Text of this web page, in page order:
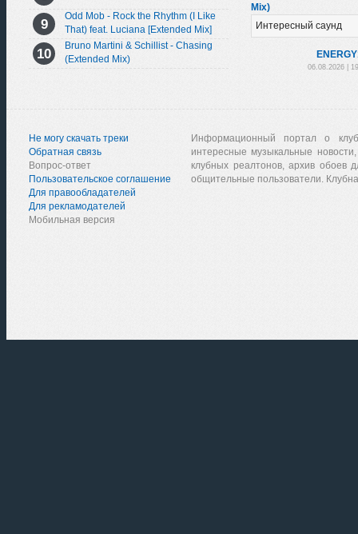
Odd Mob - Rock the Rhythm (I Like
That) feat. Luciana [Extended Mix]
Bruno Martini & Schillist - Chasing
(Extended Mix)
Mix)
Интересный саунд
06.08.2026 |
Не могу скачать треки
Обратная связь
Вопрос-ответ
Пользовательское соглашение
Для правообладателей
Для рекламодателей
Мобильная версия
Информационный портал о
интересные музыкальные
клубных реалтонов, архив обоев
общительные пользователи.